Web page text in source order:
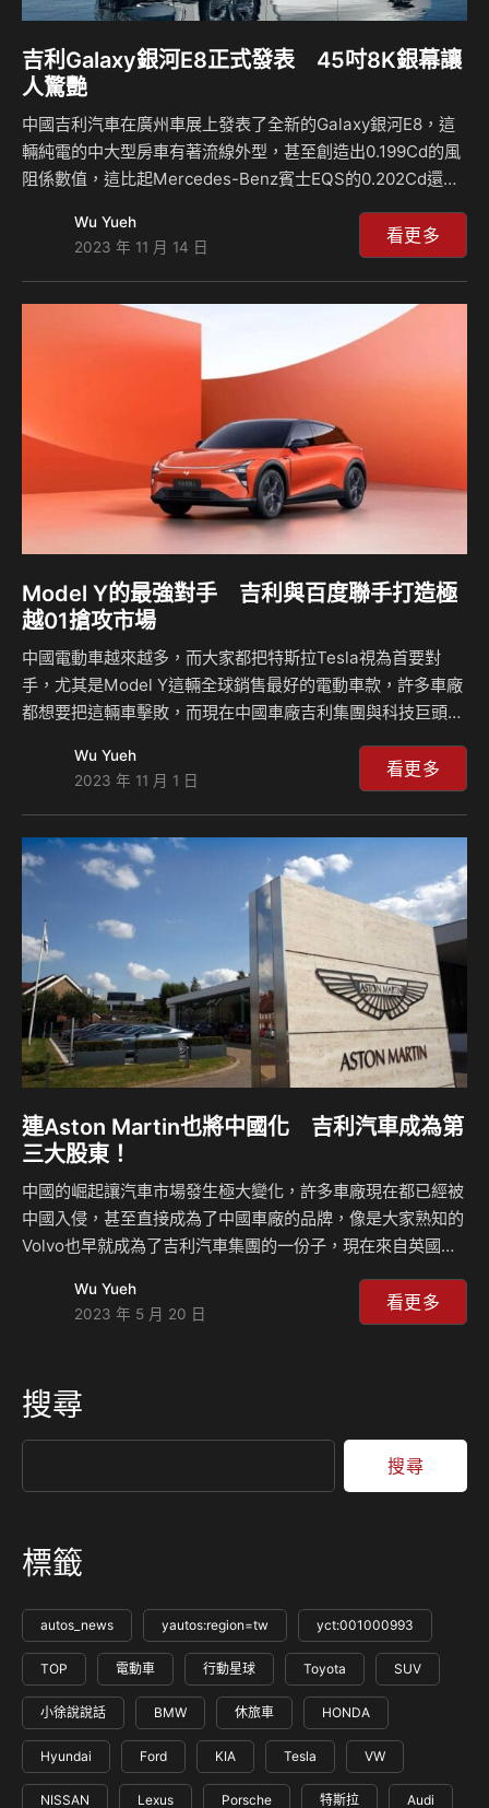
吉利Galaxy銀河E8正式發表 45吋8K銀幕讓
人驚艷
中國吉利汽車在廣州車展上發表了全新的Galaxy銀河E8，這
輛純電的中大型房車有著流線外型，甚至創造出0.199Cd的風
阻係數值，這比起Mercedes-Benz賓士EQS的0.202Cd還要
大的45吋螢幕，其解析度來到8K相當清晰，對於消費者來說
是一大吸引看點。 這輛銀河E8是基於吉利汽車集團的SEA架
構平台所打造，車長5,010mm、寬1,920mm、高1,465mm、
軸距2,925mm，外觀相當流線化，畢竟要擁有0.199Cd的風阻
係數值並不容易，封閉式的水箱護罩是現今電動車的標準配
備，而可以發現他的日行燈、頭燈設計的非常…
Wu Yueh
2023 年 11 月 14 日
看更多
Model Y的最強對手 吉利與百度聯手打造極
越01搶攻市場
中國電動車越來越多，而大家都把特斯拉Tesla視為首要對
手，尤其是Model Y這輛全球銷售最好的電動車款，許多車廠
都想要把這輛車擊敗，而現在中國車廠吉利集團與科技巨頭百
且融合了更大的車載螢幕以及更好的攝影技術，售價硬生生比
Model Y還要便宜一點，讓顧客擁有更超值的選擇。 特斯拉
Model Y車款不論是在中國大陸或者是全球市場，其銷售量都
名列前茅，不過現在這個級距的競爭正在加劇，尤其在中國市
場更是如此，而吉利汽車集團也推出了極越01，這輛車有著與
Model Y一樣的休旅氣息，而整個造型部分更加帥氣，科技含
量也更高，因為這輛車是與…
Wu Yueh
2023 年 11 月 1 日
看更多
連Aston Martin也將中國化 吉利汽車成為第
三大股東！
中國的崛起讓汽車市場發生極大變化，許多車廠現在都已經被
中國入侵，甚至直接成為了中國車廠的品牌，像是大家熟知的
Volvo也早就成為了吉利汽車集團的一份子，現在來自英國的
即宣布持有Aston Martin Lagonda股票達17%，成為了
Aston Martin的第三大股東，未來可能直接成為吉利集團的
前中國吉利汽車集團也宣布投入大約2.92億美金，折合台幣約
89.5億元的資金將該公司的持股增加到17%，大…
Wu Yueh
2023 年 5 月 20 日
看更多
搜尋
搜尋
標籤
autos_news yautos:region=tw yct:001000993
TOP 電動車 行動星球 Toyota SUV
小徐說說話 BMW 休旅車 HONDA
Hyundai Ford KIA Tesla VW
NISSAN Lexus Porsche 特斯拉 Audi